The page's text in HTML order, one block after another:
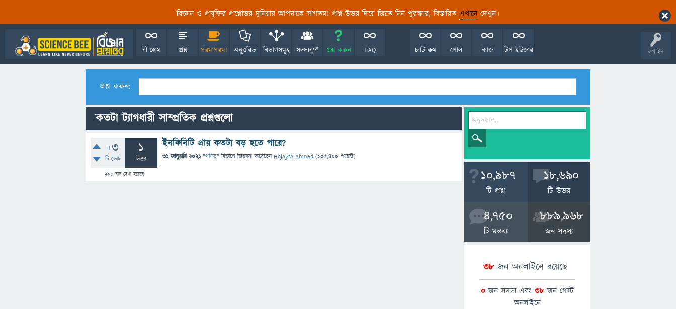
বিজ্ঞান ও প্রযুক্তির প্রশ্নোত্তর দুনিয়ায় আপনাকে স্বাগতম! প্রশ্ন-উত্তর দিয়ে জিতে নিন পুরস্কার, বিস্তারিত এখানেদেখুন।
লগ ইন
বী হোম প্রশ্ন গরমাগরম! অনুত্তরিত বিভাগসমূহ সদস্যবৃন্দ প্রশ্ন করুন FAQ টপ ইউজার
ব্যাজ
পোল
চ্যাট রুম
প্রশ্ন করুন:
কতটা ট্যাগধারী সাম্প্রতিক প্রশ্নগুলো
+3
টি ভোট
1
উত্তর
298বার দেখা হয়েছে
ইনফিনিটি প্রায় কতটা বড় হতে পারে?
31 জানুয়ারি 2021 "গণিত" বিভাগে জিজ্ঞাসাকরেছেনHojayfa Ahmed (135,490 পয়েন্ট)
10,987
টি প্রশ্ন
18,690
টি উত্তর
4,750
টি মন্তব্য
889,968
জন সদস্য
38জন অনলাইনে রয়েছে
0 জন সদস্য এবং 38 জন গেস্ট
অনলাইনে